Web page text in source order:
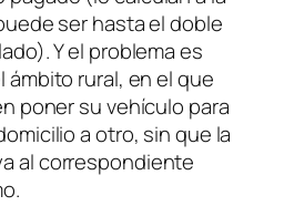
ser hasta el doble
Y el problema es
ámbito rural, en el que
poner su vehículo para
a otro, sin que la
al correspondiente